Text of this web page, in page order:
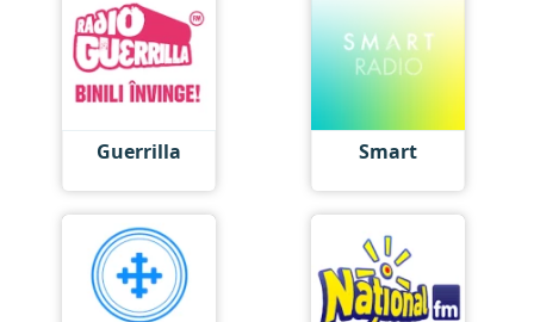
Guerrilla Smart